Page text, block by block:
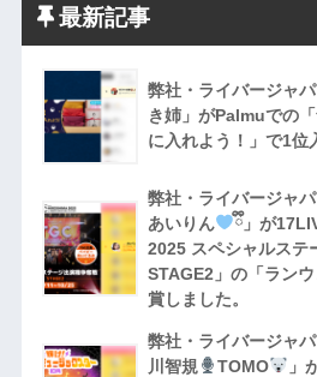
最新記事
弊社・ライバージャ
き姉」がPalmuでの
に入れよう！」で1位
弊社・ライバージャ
あいりん
」が
2025 スペシャルステ
STAGE2」の「ラン
賞しました。
弊社・ライバージャ
川智規
TOMO
」